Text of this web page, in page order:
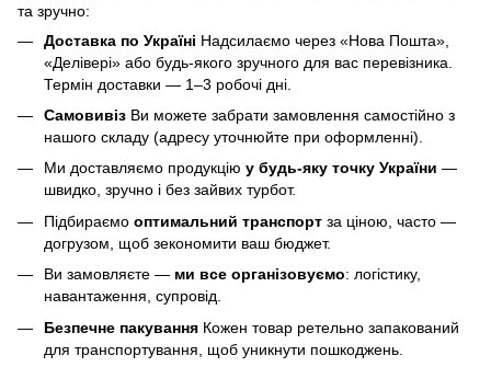
та зручно:
Доставка по Україні Надсилаємо через «Нова Пошта»,
«Делівері» або будь-якого зручного для вас перевізника.
Термін доставки — 1–3 робочі дні.
Самовивіз Ви можете забрати замовлення самостійно з
нашого складу (адресу уточнюйте при оформленні).
Ми доставляємо продукцію у будь-яку точку України —
швидко, зручно і без зайвих турбот.
Підбираємо оптимальний транспорт за ціною, часто —
догрузом, щоб зекономити ваш бюджет.
Ви замовляєте — ми все організовуємо: логістику,
навантаження, супровід.
Безпечне пакування Кожен товар ретельно запакований
для транспортування, щоб уникнути пошкоджень.